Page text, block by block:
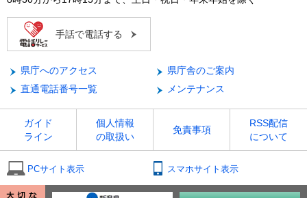
手話で電話する
県庁へのアクセス
県庁舎のご案内
直通電話番号一覧
メンテナンス
ガイド
ライン
個人情報
の取扱い
免責事項
RSS配信
について
PCサイト表示 スマホサイト表示